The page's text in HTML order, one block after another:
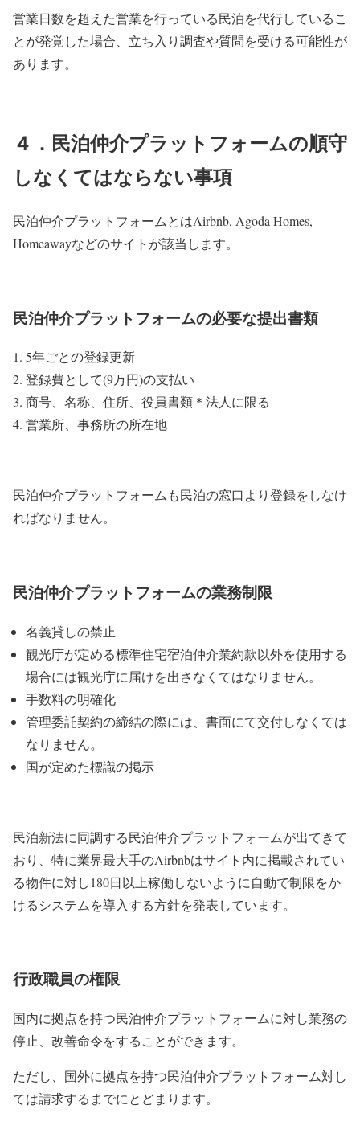
営業日数を超えた営業を行っている民泊を代行しているこ
とが発覚した場合、立ち入り調査や質問を受ける可能性が
あります。
４．民泊仲介プラットフォームの順守
しなくてはならない事項
民泊仲介プラットフォームとはAirbnb, Agoda Homes,
Homeawayなどのサイトが該当します。
民泊仲介プラットフォームの必要な提出書類
5年ごとの登録更新
登録費として(9万円)の支払い
商号、名称、住所、役員書類＊法人に限る
営業所、事務所の所在地
民泊仲介プラットフォームも民泊の窓口より登録をしなけ
ればなりません。
民泊仲介プラットフォームの業務制限
名義貸しの禁止
観光庁が定める標準住宅宿泊仲介業約款以外を使用する
場合には観光庁に届けを出さなくてはなりません。
手数料の明確化
管理委託契約の締結の際には、書面にて交付しなくては
なりません。
国が定めた標識の掲示
民泊新法に同調する民泊仲介プラットフォームが出てきて
おり、特に業界最大手のAirbnbはサイト内に掲載されてい
る物件に対し180日以上稼働しないように自動で制限をか
けるシステムを導入する方針を発表しています。
行政職員の権限
国内に拠点を持つ民泊仲介プラットフォームに対し業務の
停止、改善命令をすることができます。
ただし、国外に拠点を持つ民泊仲介プラットフォーム対し
ては請求するまでにとどまります。